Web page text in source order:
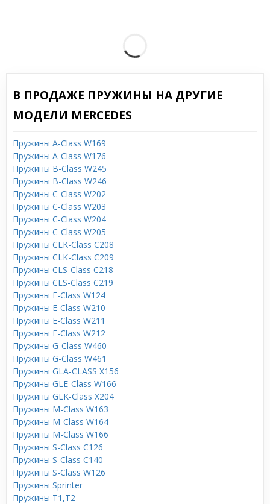
В ПРОДАЖЕ ПРУЖИНЫ НА ДРУГИЕ
МОДЕЛИ MERCEDES
Пружины A-Class W169
Пружины A-Class W176
Пружины B-Class W245
Пружины B-Class W246
Пружины C-Class W202
Пружины C-Class W203
Пружины C-Class W204
Пружины C-Class W205
Пружины CLK-Class C208
Пружины CLK-Class C209
Пружины CLS-Class C218
Пружины CLS-Class C219
Пружины E-Class W124
Пружины E-Class W210
Пружины E-Class W211
Пружины E-Class W212
Пружины G-Class W460
Пружины G-Class W461
Пружины GLA-CLASS X156
Пружины GLE-Class W166
Пружины GLK-Class X204
Пружины M-Class W163
Пружины M-Class W164
Пружины M-Class W166
Пружины S-Class C126
Пружины S-Class C140
Пружины S-Class W126
Пружины Sprinter
Пружины T1,T2